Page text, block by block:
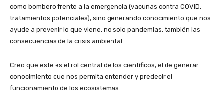
como bombero frente a la emergencia (vacunas contra COVID,
tratamientos potenciales), sino generando conocimiento que nos
ayude a prevenir lo que viene, no solo pandemias, también las
consecuencias de la crisis ambiental.
Creo que este es el rol central de los científicos, el de generar
conocimiento que nos permita entender y predecir el
funcionamiento de los ecosistemas.